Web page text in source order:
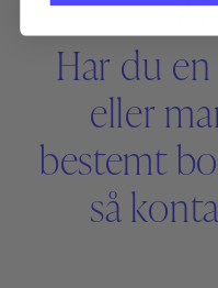
Har du
eller
bestemt
så